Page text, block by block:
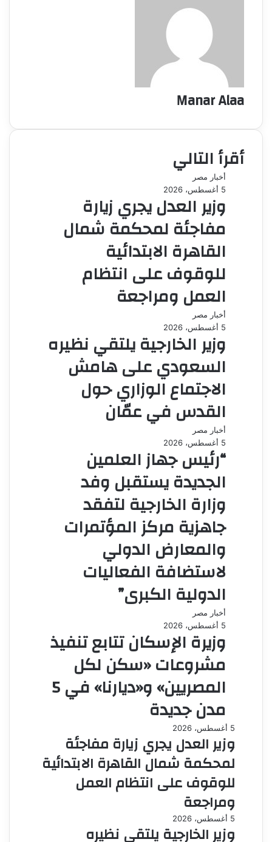
Manar Alaa
أقرأ التالي
أخبار مصر
5 أغسطس، 2026
وزير العدل يجري زيارة
مفاجئة لمحكمة شمال
القاهرة الابتدائية
للوقوف على انتظام
العمل ومراجعة
أخبار مصر
5 أغسطس، 2026
وزير الخارجية يلتقي نظيره
السعودي على هامش
الاجتماع الوزاري حول
القدس في عمّان
أخبار مصر
5 أغسطس، 2026
“رئيس جهاز العلمين
الجديدة يستقبل وفد
وزارة الخارجية لتفقد
جاهزية مركز المؤتمرات
والمعارض الدولي
لاستضافة الفعاليات
الدولية الكبرى”
أخبار مصر
5 أغسطس، 2026
وزيرة الإسكان تتابع تنفيذ
مشروعات «سكن لكل
المصريين» و«ديارنا» في 5
مدن جديدة
5 أغسطس، 2026
وزير العدل يجري زيارة مفاجئة
لمحكمة شمال القاهرة الابتدائية
للوقوف على انتظام العمل
ومراجعة
5 أغسطس، 2026
وزير الخارجية يلتقي نظيره